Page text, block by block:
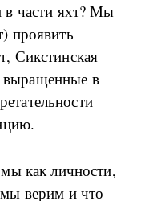
в части яхт? Мы
проявить
Сикстинская
выращенные в
как личности,
верим и что